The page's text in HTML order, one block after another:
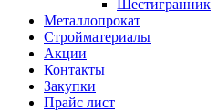
Шестигранник
Металлопрокат
Стройматериалы
Акции
Контакты
Закупки
Прайс лист